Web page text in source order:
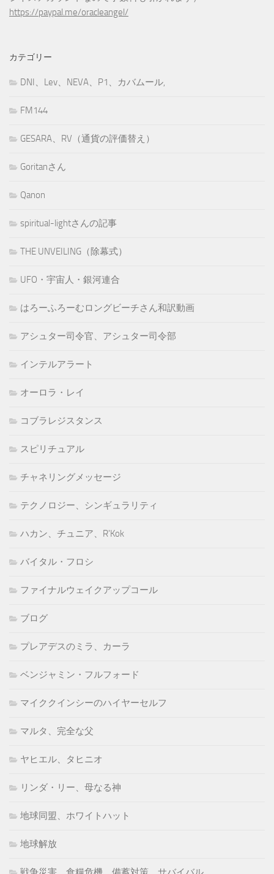
https://paypal.me/oracleangel/
カテゴリー
DNI、Lev、NEVA、P1、カバムール,
FM144
GESARA、RV（通貨の評価替え）
Goritanさん
Qanon
spiritual-lightさんの記事
THE UNVEILING（除幕式）
UFO・宇宙人・銀河連合
はろーふろーむロングビーチさん和訳動画
アシュター司令官、アシュター司令部
インテルアラート
オーロラ・レイ
コブラレジスタンス
スピリチュアル
チャネリングメッセージ
テクノロジー、シンギュラリティ
ハカン、チュニア、R'Kok
バイタル・フロシ
ファイナルウェイクアップコール
ブログ
プレアデスのミラ、カーラ
ベンジャミン・フルフォード
マイククインシーのハイヤーセルフ
マルタ、完全な父
ヤヒエル、タヒニオ
リンダ・リー、母なる神
地球同盟、ホワイトハット
地球解放